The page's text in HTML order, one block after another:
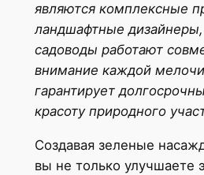
являются комплексные
ландшафтные
садоводы работают
внимание каждой
гарантирует
красоту природного
Создавая зеленые
вы не только улучшаете